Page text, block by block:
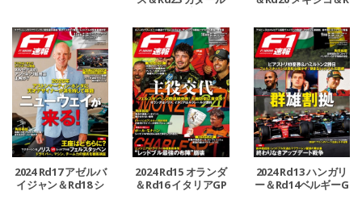
＆Rd24 アブダビGP
号
d21 ブラジルGP号
2024 Rd17 アゼルバ
イジャン＆Rd18 シ
2024 Rd15 オランダ
＆Rd16 イタリアGP
2024 Rd13 ハンガリ
ー＆Rd14ベルギーG